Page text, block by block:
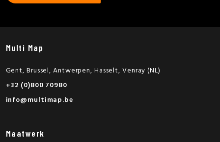
Multi Map
Gent, Brussel, Antwerpen, Hasselt, Venray (NL)
+32 (0)800 70980
info@multimap.be
Maatwerk